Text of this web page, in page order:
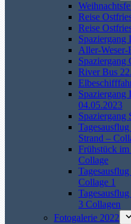
Reise
Reise
Spaziergang
Aller-Weser-
Spaziergang
River Bus
Spaziergang
04.05.2023
Spaziergang
Strand –
Frühstück im
Collage
Collage 1
3 Collagen
Fotogalerie 2022